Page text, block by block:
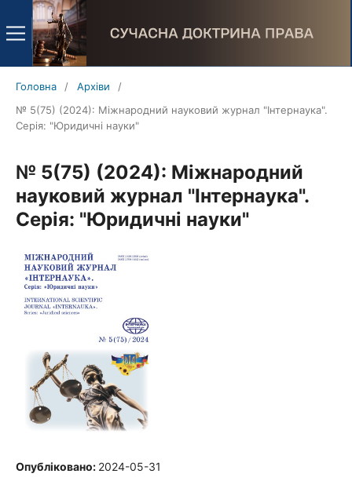
Головна / Архіви
/
№ 5(75) (2024): Міжнародний науковий журнал "Інтернаука".
Серія: "Юридичні науки"
№ 5(75) (2024): Міжнародний
науковий журнал "Інтернаука".
Серія: "Юридичні науки"
Опубліковано: 2024-05-31